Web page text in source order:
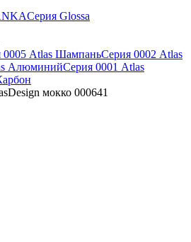
Серия Glossa
0005 Atlas ШампаньСерия 0002 Atlas
АлюминийСерия 0001 Atlas
мокко 000641